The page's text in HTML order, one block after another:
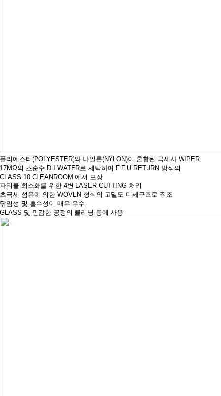
폴리에스터(POLYESTER)와 나일론(NYLON)이 혼합된 극세사 WIPER
17MΩ의 초순수 D.I WATER로 세탁하며 F.F.U RETURN 방식의
CLASS 10 CLEANROOM 에서 포장
파티클 최소화를 위한 4변 LASER CUTTING 처리
초극세 섬유에 의한 WOVEN 형식의 고밀도 미세구조로 직조
닦임성 및 흡수성이 매우 우수
GLASS 및 민감한 공정의 클리닝 등에 사용